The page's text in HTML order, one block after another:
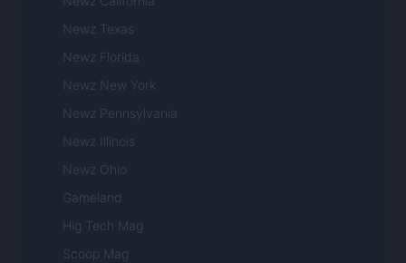
Newz Texas
Newz Florida
Newz New York
Newz Pennsylvania
Newz Illinois
Newz Ohio
Gameland
Hig Tech Mag
Scoop Mag